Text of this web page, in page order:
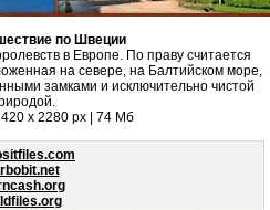
по Швеции
в Европе. По праву считается
на севере, на Балтийском море,
замками и исключительно чистой
x 2280 px | 74 Мб